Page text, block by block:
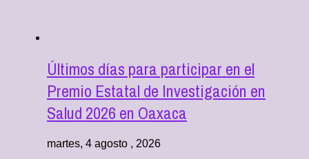
Últimos días para participar en el
Premio Estatal de Investigación en
Salud 2026 en Oaxaca
martes, 4 agosto , 2026